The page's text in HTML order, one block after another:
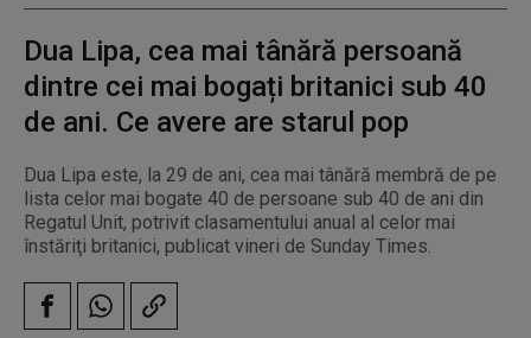
Dua Lipa, cea mai tânără persoană
dintre cei mai bogați britanici sub 40
de ani. Ce avere are starul pop
Dua Lipa este, la 29 de ani, cea mai tânără membră de pe
lista celor mai bogate 40 de persoane sub 40 de ani din
Regatul Unit, potrivit clasamentului anual al celor mai
înstăriţi britanici, publicat vineri de Sunday Times.